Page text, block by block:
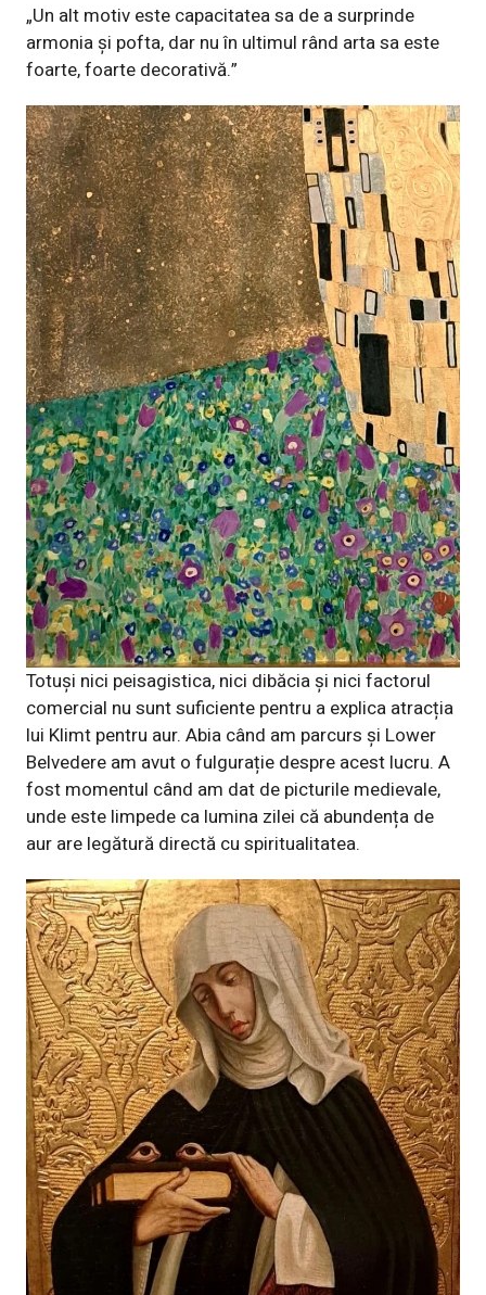
„Un alt motiv este capacitatea sa de a surprinde
armonia și pofta, dar nu în ultimul rând arta sa este
foarte, foarte decorativă.”
Totuși nici peisagistica, nici dibăcia și nici factorul
comercial nu sunt suficiente pentru a explica atracția
lui Klimt pentru aur. Abia când am parcurs și Lower
Belvedere am avut o fulgurație despre acest lucru. A
fost momentul când am dat de picturile medievale,
unde este limpede ca lumina zilei că abundența de
aur are legătură directă cu spiritualitatea.